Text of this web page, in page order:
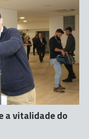
a vitalidade do